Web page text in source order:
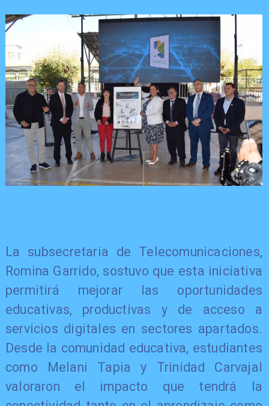
La subsecretaria de Telecomunicaciones,
Romina Garrido, sostuvo que esta iniciativa
permitirá mejorar las oportunidades
educativas, productivas y de acceso a
servicios digitales en sectores apartados.
Desde la comunidad educativa, estudiantes
como Melani Tapia y Trinidad Carvajal
valoraron el impacto que tendrá la